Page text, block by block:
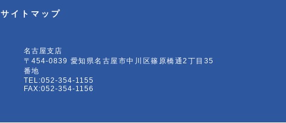
サイトマップ
名古屋支店
〒454-0839 愛知県名古屋市中川区篠原橋通2丁目35
番地
TEL:052-354-1155
FAX:052-354-1156